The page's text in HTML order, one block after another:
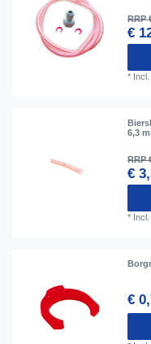
RRP
€
*
6,3
RRP
€
*
€